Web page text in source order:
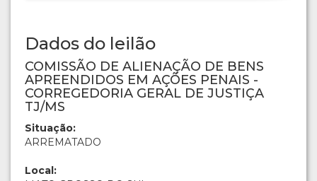
Dados do leilão
COMISSÃO DE ALIENAÇÃO DE BENS
APREENDIDOS EM AÇÕES PENAIS -
CORREGEDORIA GERAL DE JUSTIÇA
TJ/MS
Situação:
ARREMATADO
Local: